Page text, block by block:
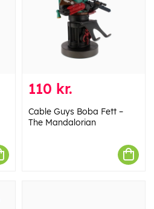
110 kr.
Cable Guys Boba Fett –
The Mandalorian